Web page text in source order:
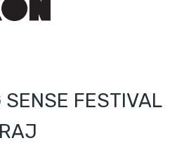
SENSE FESTIVAL